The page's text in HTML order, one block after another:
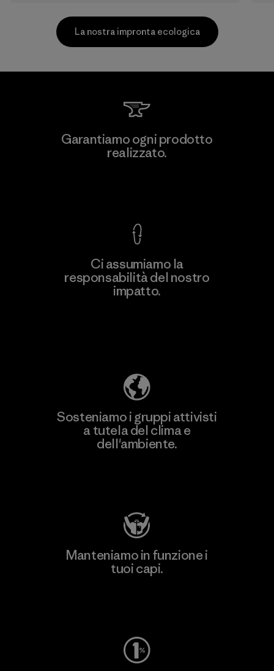
Scopri di più
Kingwhale Industries Corp.
La nostra impronta ecologica
Garantiamo ogni prodotto
realizzato.
Ci assumiamo la
responsabilità del nostro
impatto.
Sosteniamo i gruppi attivisti
a tutela del clima e
dell'ambiente.
Manteniamo in funzione i
tuoi capi.